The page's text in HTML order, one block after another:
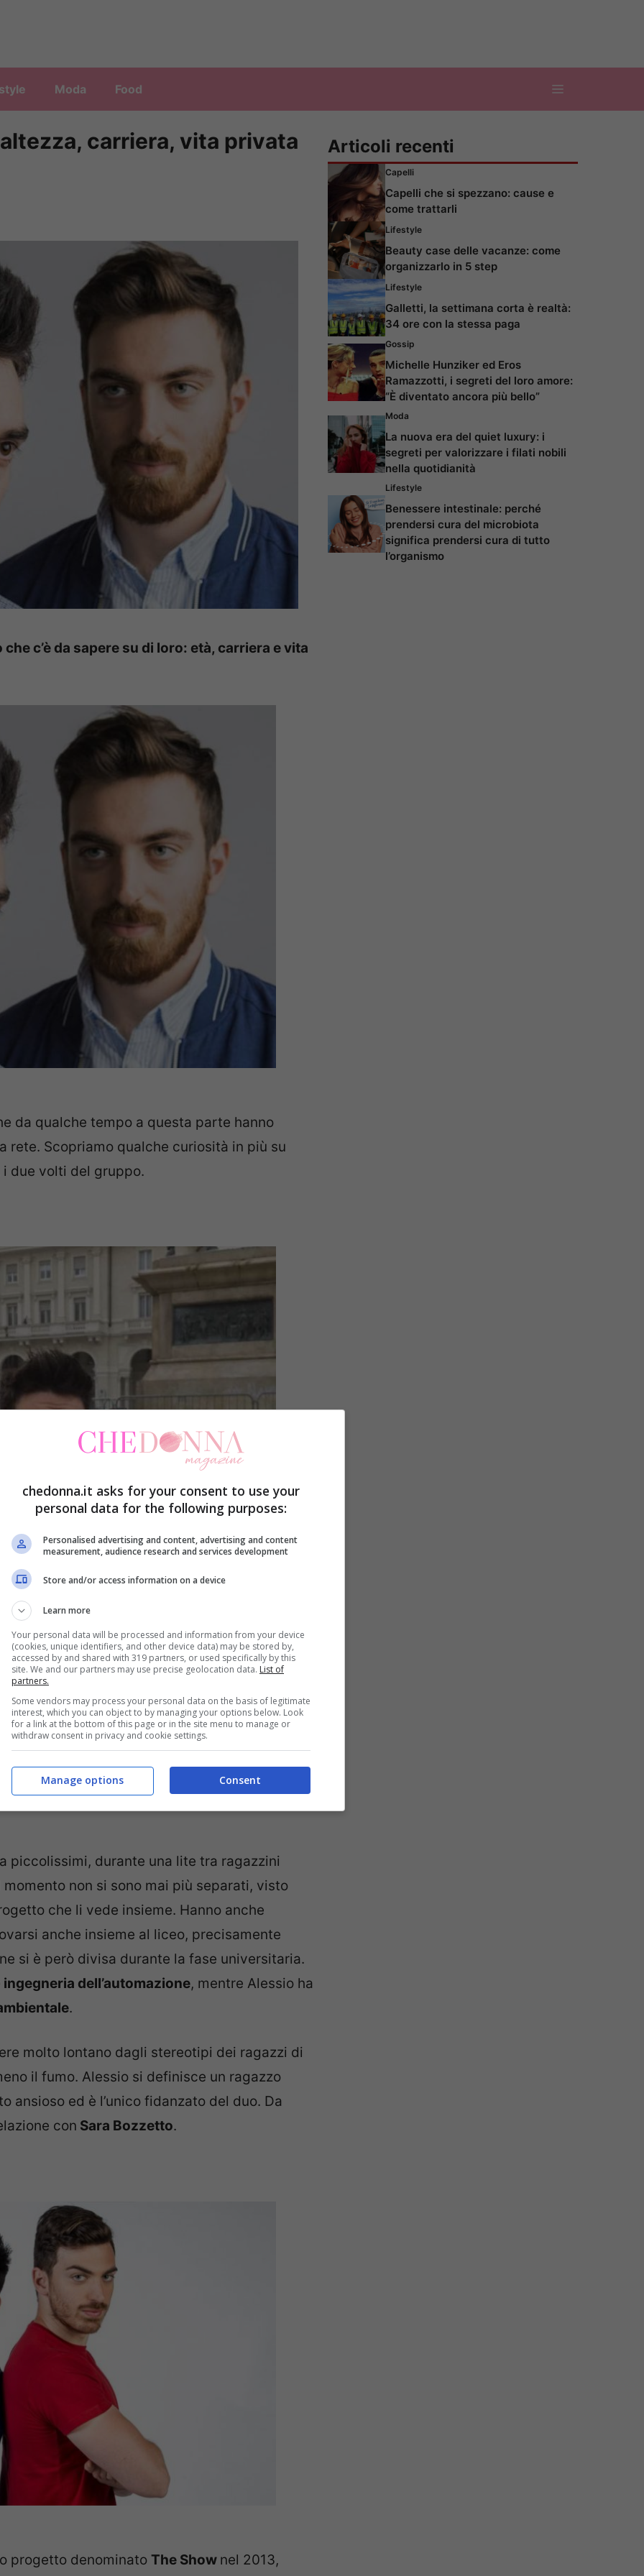
Moda Food
carriera, vita privata
c’è da sapere su di loro: età, carriera e vita
da qualche tempo a questa parte hanno
Scopriamo qualche curiosità in più su
i due volti del gruppo.
da Alessandro Tenace e Alessio Stigliano
Sono entrambi nati nel 1991, il primo citato
di gennaio, precisamente il 4. Entrambi, tra
della periferia di Milano. Posto in cui
la periferia che li ospita come un posto da cui
piccolissimi, durante una lite tra ragazzini
non si sono mai più separati, visto
che li vede insieme. Hanno anche
anche insieme al liceo, precisamente
si è però divisa durante la fase universitaria.
ingegneria dell’automazione, mentre Alessio ha
.
molto lontano dagli stereotipi dei ragazzi di
il fumo. Alessio si definisce un ragazzo
ansioso ed è l’unico fidanzato del duo. Da
con Sara Bozzetto.
progetto denominato The Show nel 2013,
Articoli recenti
Capelli
Capelli che si spezzano: cause e
come trattarli
Lifestyle
Beauty case delle vacanze: come
organizzarlo in 5 step
Lifestyle
Galletti, la settimana corta è realtà:
34 ore con la stessa paga
Gossip
Michelle Hunziker ed Eros
Ramazzotti, i segreti del loro amore:
“È diventato ancora più bello”
Moda
La nuova era del quiet luxury: i
segreti per valorizzare i filati nobili
nella quotidianità
Lifestyle
Benessere intestinale: perché
prendersi cura del microbiota
significa prendersi cura di tutto
l’organismo
chedonna.it asks for your consent to use your
personal data for the following purposes:
Personalised advertising and content, advertising and content
measurement, audience research and services development
Store and/or access information on a device
Learn more
Your personal data will be processed and information from your device
(cookies, unique identifiers, and other device data) may be stored by,
accessed by and shared with 319 partners, or used specifically by this
site. We and our partners may use precise geolocation data. List of
partners.
Some vendors may process your personal data on the basis of legitimate
interest, which you can object to by managing your options below. Look
for a link at the bottom of this page or in the site menu to manage or
withdraw consent in privacy and cookie settings.
Consent
Manage options